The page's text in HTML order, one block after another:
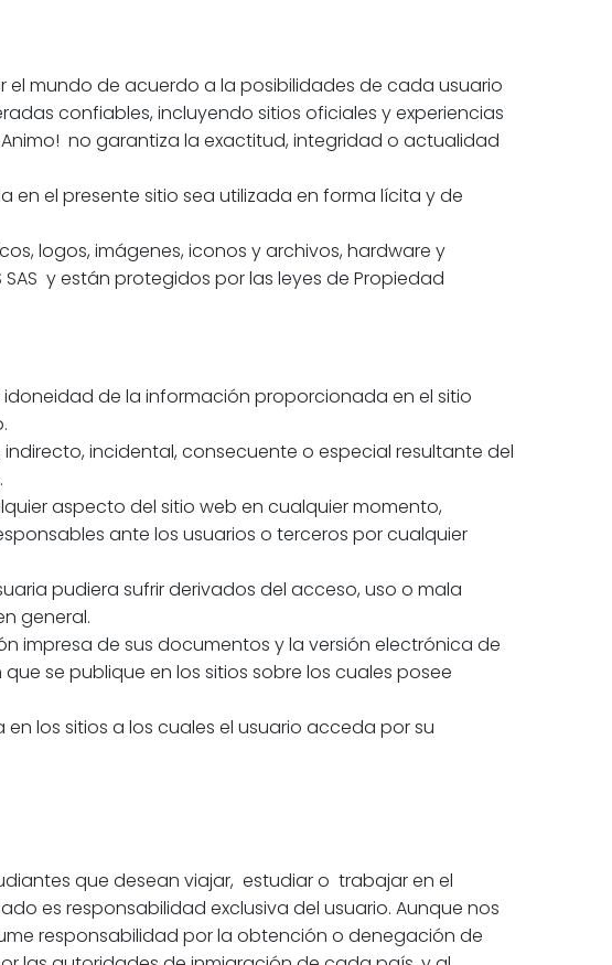
mundo de acuerdo a la posibilidades de cada usuario
confiables, incluyendo sitios oficiales y experiencias
no garantiza la exactitud, integridad o actualidad
en el presente sitio sea utilizada en forma lícita y de
logos, imágenes, iconos y archivos, hardware y
y están protegidos por las leyes de Propiedad
de la información proporcionada en el sitio
incidental, consecuente o especial resultante del
aspecto del sitio web en cualquier momento,
ante los usuarios o terceros por cualquier
pudiera sufrir derivados del acceso, uso o mala
general.
impresa de sus documentos y la versión electrónica de
se publique en los sitios sobre los cuales posee
los sitios a los cuales el usuario acceda por su
que desean viajar, estudiar o trabajar en el
es responsabilidad exclusiva del usuario. Aunque nos
responsabilidad por la obtención o denegación de